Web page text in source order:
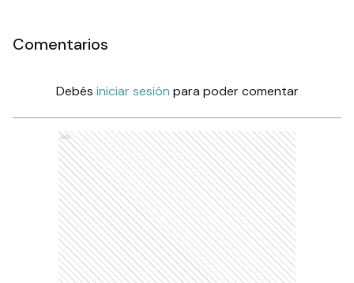
Comentarios
Debés iniciar sesión para poder comentar
Ads